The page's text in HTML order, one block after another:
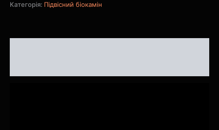
Категорія: Підвісний біокамін